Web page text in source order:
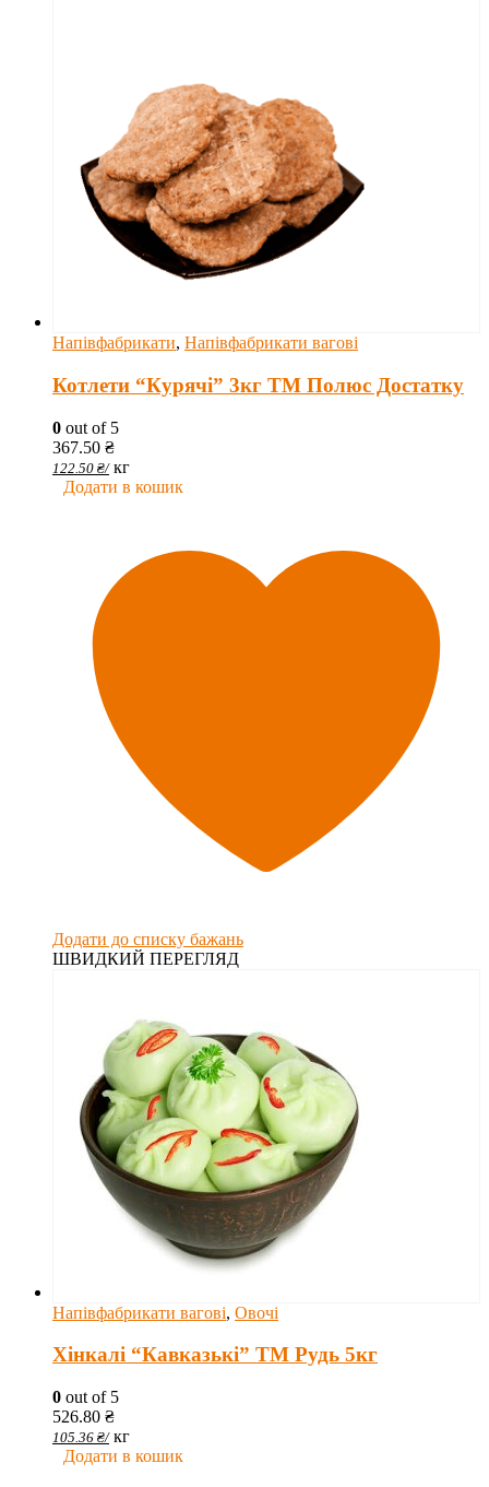
Напівфабрикати, Напівфабрикати вагові
Котлети “Курячі” 3кг ТМ Полюс Достатку
0 out of 5
367.50 ₴
122.50 ₴/ кг
Додати в кошик
Додати до списку бажань
ШВИДКИЙ ПЕРЕГЛЯД
Напівфабрикати вагові, Овочі
Хінкалі “Кавказькі” ТМ Рудь 5кг
0 out of 5
526.80 ₴
105.36 ₴/ кг
Додати в кошик